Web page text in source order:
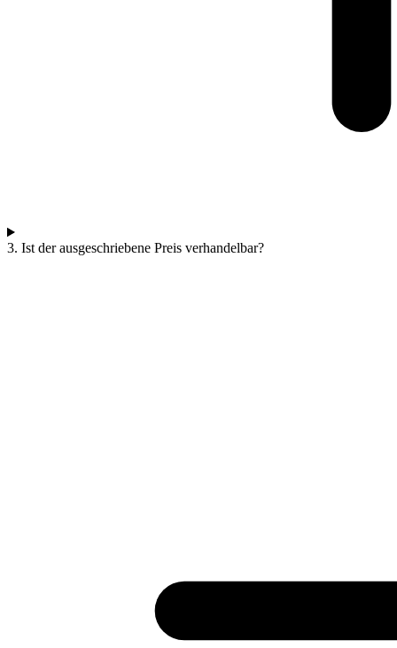
3. Ist der ausgeschriebene Preis verhandelbar?